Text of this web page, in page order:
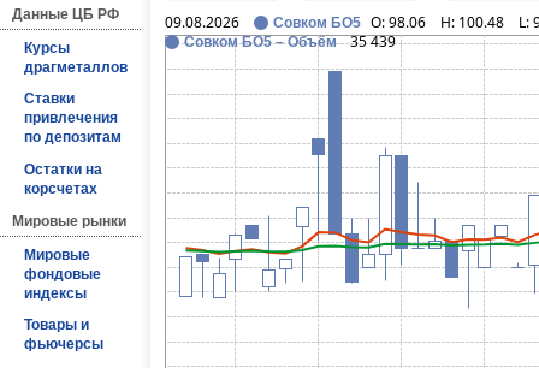
Данные ЦБ РФ
Курсы
драгметаллов
Ставки
привлечения
по депозитам
Остатки на
корсчетах
Мировые рынки
Мировые
фондовые
индексы
Товары и
фьючерсы
09.08.2026
Совком БО5 O:98.06 H: 100.48 L:
Совком БО5 – Объём 35 439